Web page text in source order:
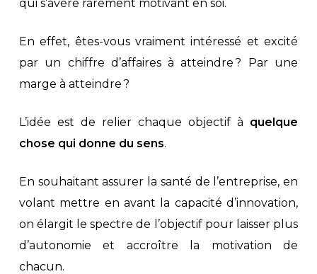
qui s’avère rarement motivant en soi.
En effet, êtes-vous vraiment intéressé et excité
par un chiffre d’affaires à atteindre ? Par une
marge à atteindre ?
L’idée est de relier chaque objectif à quelque
chose qui donne du sens.
En souhaitant assurer la santé de l’entreprise, en
volant mettre en avant la capacité d’innovation,
on élargit le spectre de l’objectif pour laisser plus
d’autonomie et accroître la motivation de
chacun.